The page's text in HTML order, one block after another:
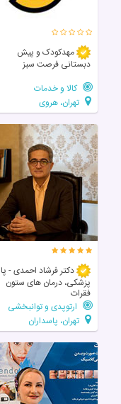
مهدکودک و پیش
دبستانی فرصت سبز
کالا و خدمات
تهران، هروی
دکتر فرشاد احمدی - پا
پزشکی، درمان های ستون
فقرات
ارتوپدی و توانبخشی
تهران، پاسداران